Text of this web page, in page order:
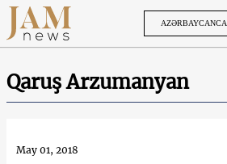
AZƏRBAYCANCA
Qaruş Arzumanyan
May 01, 2018